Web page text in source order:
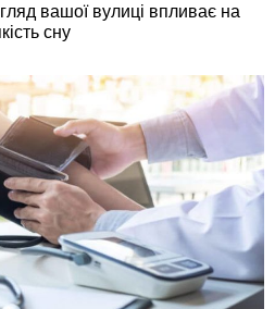
вашої вулиці впливає на
сну